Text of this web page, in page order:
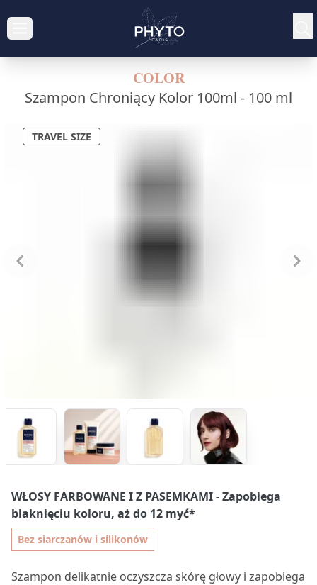
COLOR
Szampon Chroniący Kolor 100ml - 100 ml
TRAVEL SIZE
WŁOSY FARBOWANE I Z PASEMKAMI- Zapobiega
blaknięciu koloru, aż do 12 myć*
Bez siarczanów i silikonów
Szampon delikatnie oczyszcza skórę głowy i zapobiega